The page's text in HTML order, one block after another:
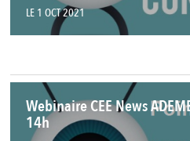
LE 1 OCT 2021
Webinaire CEE News
14h